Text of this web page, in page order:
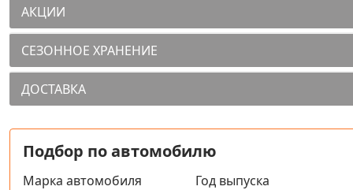
АКЦИИ
СЕЗОННОЕ ХРАНЕНИЕ
ДОСТАВКА
Подбор по автомобилю
Марка автомобиля Год выпуска